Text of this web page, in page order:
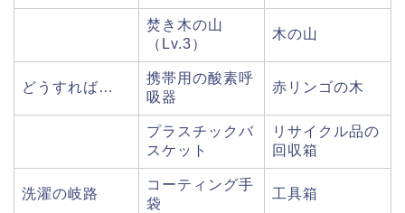
焚き木の山
（Lv.3）
木の山
どうすれば…
携帯用の酸素呼
吸器
赤リンゴの木
プラスチックバ
スケット
リサイクル品の
回収箱
洗濯の岐路
コーティング手
袋
工具箱